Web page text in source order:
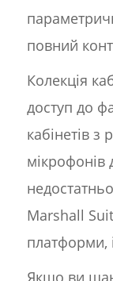
повний
Колекція
доступ до
кабінетів з
Marshall
платформи,
Якщо ви